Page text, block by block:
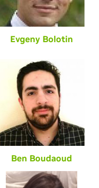
Evgeny Bolotin
Ben Boudaoud